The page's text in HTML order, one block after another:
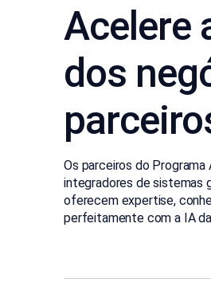
Acelere
dos
Os parceiros do Programa
integradores de sistemas
oferecem expertise,
perfeitamente com a IA